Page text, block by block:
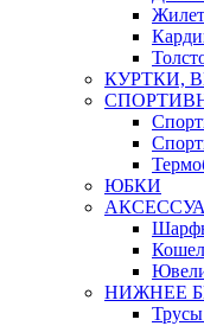
КУРТКИ,
ЮБКИ
НИЖНЕЕ